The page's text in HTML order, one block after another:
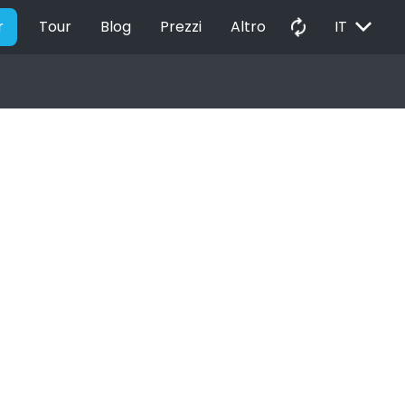
Tour Blog Prezzi Altro autorenew IT EXPAND_MORE